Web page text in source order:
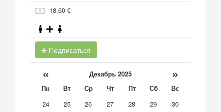
18,60 €
Подписаться
« Декабрь 2025 »
Пн Вт Ср Чт Пт Сб
Вс
24
25 26 27 28 29
30